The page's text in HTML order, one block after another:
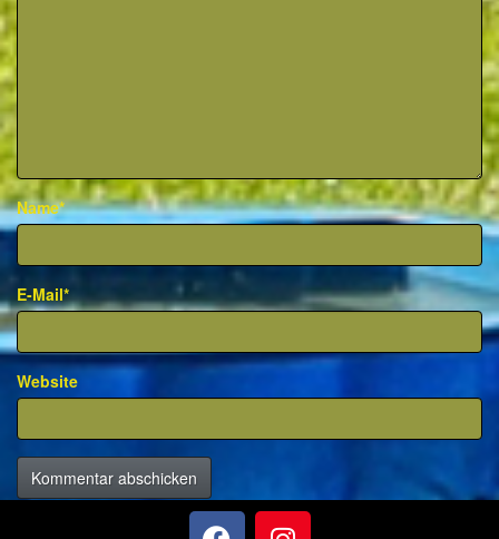
Name*
E-Mail*
Website